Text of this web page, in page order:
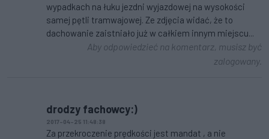
wypadkach na łuku jezdni wyjazdowej na wysokości
samej pętli tramwajowej. Ze zdjęcia widać, że to
dachowanie zaistniało już w całkiem innym miejscu...
Aby odpowiedzieć na komentarz, musisz być
zalogowany.
drodzy fachowcy:)
2017-04-25 11:48:38
Za przekroczenie prędkości jest mandat , a nie